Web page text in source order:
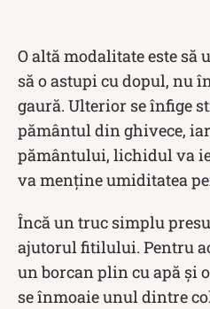
O altă modalitate este să
să o astupi cu dopul, nu
gaură. Ulterior se înfige
pământul din ghivece,
pământului, lichidul va
va menține umiditatea
Încă un truc simplu
ajutorul fitilului. Pentru
un borcan plin cu apă și
se înmoaie unul dintre